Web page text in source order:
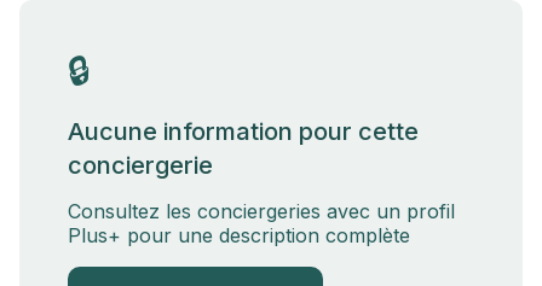
🔒
Aucune information pour cette
conciergerie
Consultez les conciergeries avec un profil
Plus+ pour une description complète